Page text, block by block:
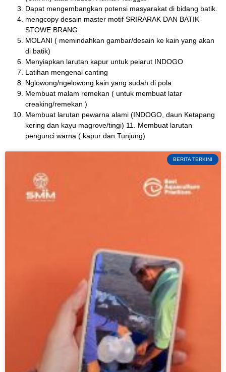
Dapat mengembangkan potensi masyarakat di bidang batik.
mengcopy desain master motif SRIRARAK DAN BATIK
STOWE BRANG
MOLANI ( memindahkan gambar/desain ke kain yang akan
di batik)
Menyiapkan larutan kapur untuk pelarut INDOGO
Latihan mengenal canting
Nglowong/ngelowong kain yang sudah di pola
Membuat malam remekan ( untuk membuat latar
creaking/remekan )
Membuat larutan pewarna alami (INDOGO, daun Ketapang
kering dan kayu magrove/tingi) 11. Membuat larutan
pengunci warna ( kapur dan Tunjung)
BERITA TERKINI